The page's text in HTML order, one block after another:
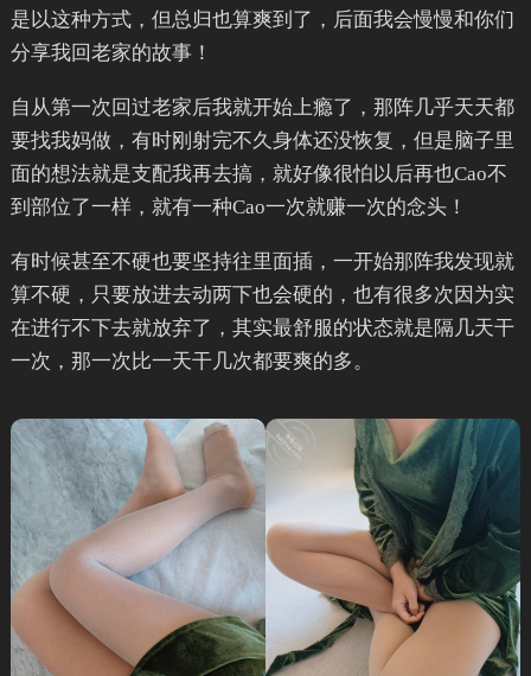
是以这种方式，但总归也算爽到了，后面我会慢慢和你们
分享我回老家的故事！
自从第一次回过老家后我就开始上瘾了，那阵几乎天天都
要找我妈做，有时刚射完不久身体还没恢复，但是脑子里
面的想法就是支配我再去搞，就好像很怕以后再也Cao不
到部位了一样，就有一种Cao一次就赚一次的念头！
有时候甚至不硬也要坚持往里面插，一开始那阵我发现就
算不硬，只要放进去动两下也会硬的，也有很多次因为实
在进行不下去就放弃了，其实最舒服的状态就是隔几天干
一次，那一次比一天干几次都要爽的多。